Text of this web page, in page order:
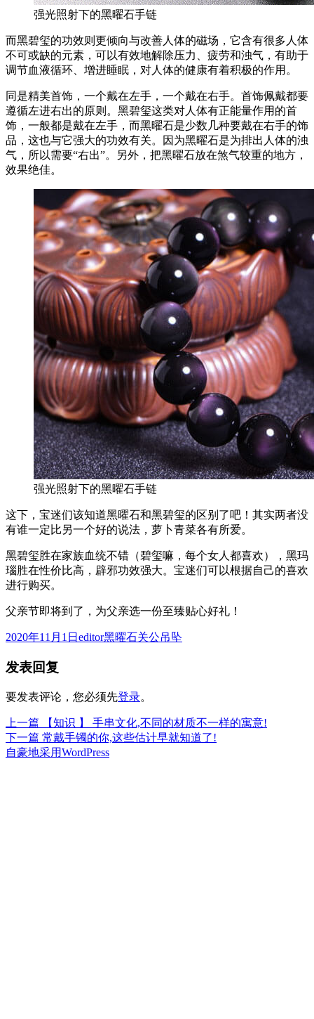
强光照射下的黑曜石手链
而黑碧玺的功效则更倾向与改善人体的磁场，它含有很多人体
不可或缺的元素，可以有效地解除压力、疲劳和浊气，有助于
调节血液循环、增进睡眠，对人体的健康有着积极的作用。
同是精美首饰，一个戴在左手，一个戴在右手。首饰佩戴都要
遵循左进右出的原则。黑碧玺这类对人体有正能量作用的首
饰，一般都是戴在左手，而黑曜石是少数几种要戴在右手的饰
品，这也与它强大的功效有关。因为黑曜石是为排出人体的浊
气，所以需要“右出”。另外，把黑曜石放在煞气较重的地方，
效果绝佳。
强光照射下的黑曜石手链
这下，宝迷们该知道黑曜石和黑碧玺的区别了吧！其实两者没
有谁一定比另一个好的说法，萝卜青菜各有所爱。
黑碧玺胜在家族血统不错（碧玺嘛，每个女人都喜欢），黑玛
瑙胜在性价比高，辟邪功效强大。宝迷们可以根据自己的喜欢
进行购买。
父亲节即将到了，为父亲选一份至臻贴心好礼！
发
于
2020年11月1日 作
editor分
黑曜石关公吊坠
发表回复
要发表评论，您必须先登录。
文
章
上一篇
上
篇
文
【知识 】 手串文化,不同的材质不一样的寓意!
下一篇 下
篇
常戴手镯的你,这些估计早就知道了!
自豪地采用WordPress